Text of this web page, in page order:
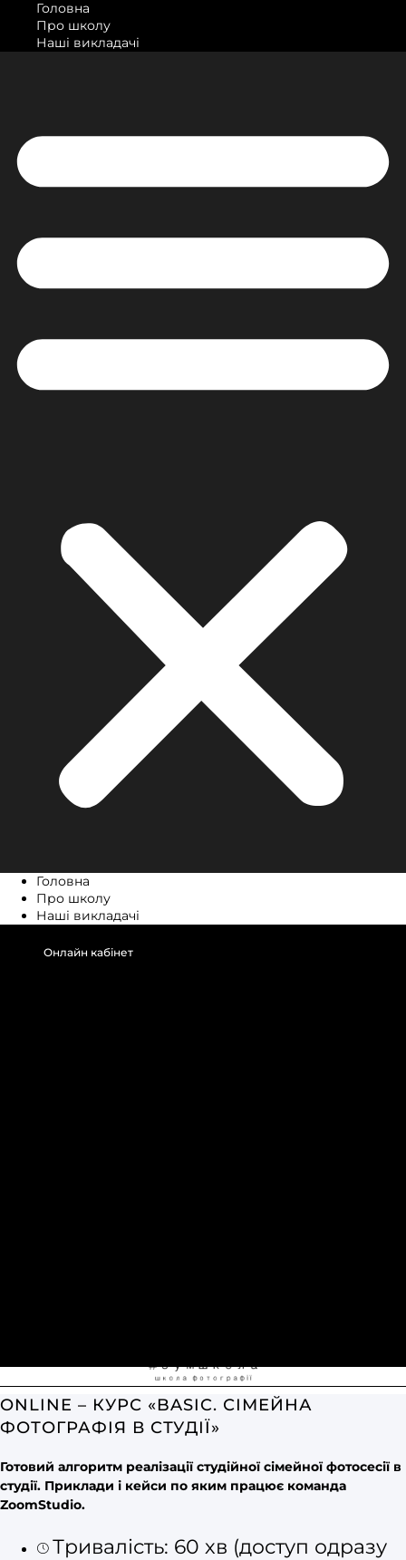
Головна
Про школу
Наші викладачі
Головна
Про школу
Наші викладачі
Онлайн кабінет
ONLINE – КУРС «BASIC. СІМЕЙНА
ФОТОГРАФІЯ В СТУДІЇ»
Готовий алгоритм реалізації студійної сімейної фотосесії в
студії. Приклади і кейси по яким працює команда
ZoomStudio.
Тривалість: 60 хв (доступ одразу